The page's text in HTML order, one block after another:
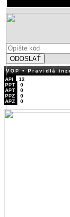
ODOSLAŤ
VOP• Pravidlá
API
12
PPT
0
APT
0
PPZ
0
APZ
0